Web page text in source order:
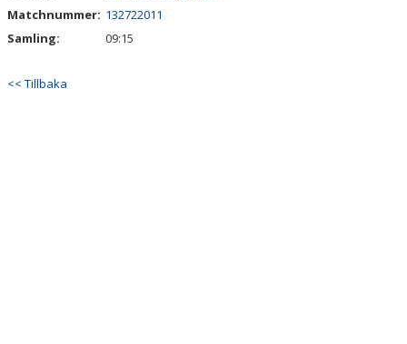
Matchnummer: 132722011
Samling:
09:15
<< Tillbaka